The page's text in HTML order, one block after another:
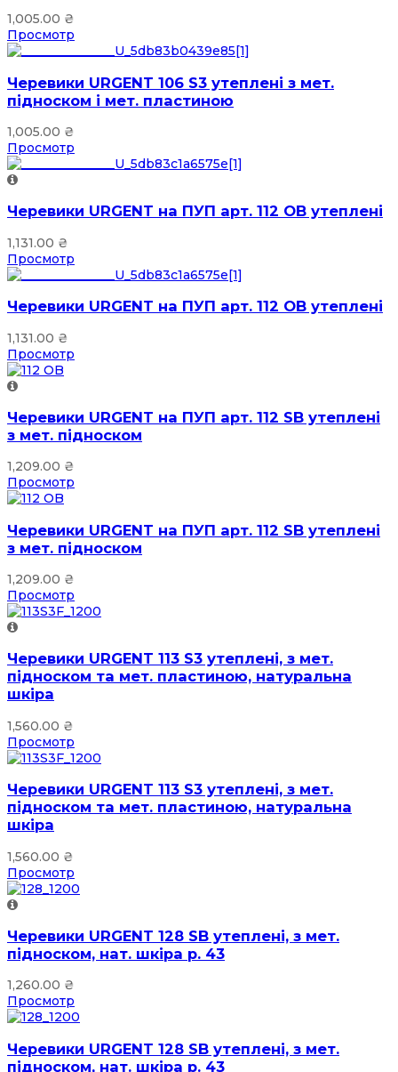
1,005.00 ₴
Просмотр
Черевики URGENT 106 S3 утеплені з мет.
підноском і мет. пластиною
1,005.00 ₴
Просмотр
Черевики URGENT на ПУП арт. 112 OB утеплені
1,131.00 ₴
Просмотр
Черевики URGENT на ПУП арт. 112 OB утеплені
1,131.00 ₴
Просмотр
Черевики URGENT на ПУП арт. 112 SB утеплені
з мет. підноском
1,209.00 ₴
Просмотр
Черевики URGENT на ПУП арт. 112 SB утеплені
з мет. підноском
1,209.00 ₴
Просмотр
Черевики URGENT 113 S3 утеплені, з мет.
підноском та мет. пластиною, натуральна
шкіра
1,560.00 ₴
Просмотр
Черевики URGENT 113 S3 утеплені, з мет.
підноском та мет. пластиною, натуральна
шкіра
1,560.00 ₴
Просмотр
Черевики URGENT 128 SB утеплені, з мет.
підноском, нат. шкіра р. 43
1,260.00 ₴
Просмотр
Черевики URGENT 128 SB утеплені, з мет.
підноском, нат. шкіра р. 43